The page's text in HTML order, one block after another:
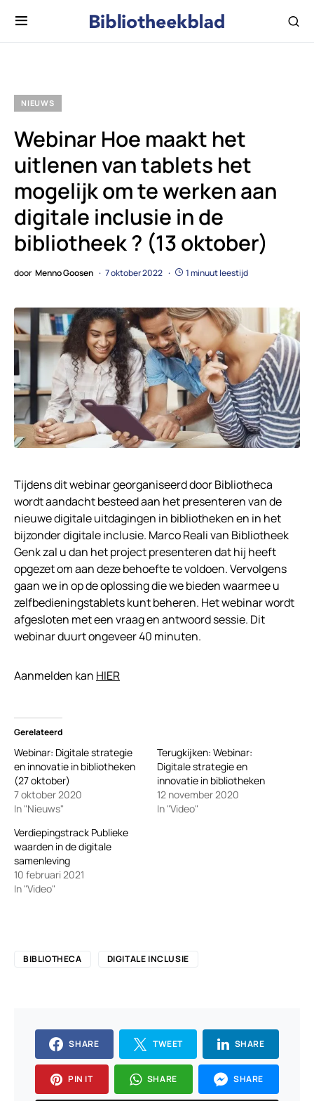
NIEUWS
Webinar Hoe maakt het
uitlenen van tablets het
mogelijk om te werken aan
digitale inclusie in de
bibliotheek ? (13 oktober)
door Menno Goosen 7 oktober 2022 1 minuut leestijd
Tijdens dit webinar georganiseerd door Bibliotheca
wordt aandacht besteed aan het presenteren van de
nieuwe digitale uitdagingen in bibliotheken en in het
bijzonder digitale inclusie. Marco Reali van Bibliotheek
Genk zal u dan het project presenteren dat hij heeft
opgezet om aan deze behoefte te voldoen. Vervolgens
gaan we in op de oplossing die we bieden waarmee u
zelfbedieningstablets kunt beheren. Het webinar wordt
afgesloten met een vraag en antwoord sessie. Dit
webinar duurt ongeveer 40 minuten.
Aanmelden kan HIER
Gerelateerd
Webinar: Digitale strategie
en innovatie in bibliotheken
(27 oktober)
7 oktober 2020
In "Nieuws"
Terugkijken: Webinar:
Digitale strategie en
innovatie in bibliotheken
12 november 2020
In "Video"
Verdiepingstrack Publieke
waarden in de digitale
samenleving
10 februari 2021
In "Video"
BIBLIOTHECA DIGITALE INCLUSIE
SHARE TWEET SHARE
PIN IT SHARE SHARE